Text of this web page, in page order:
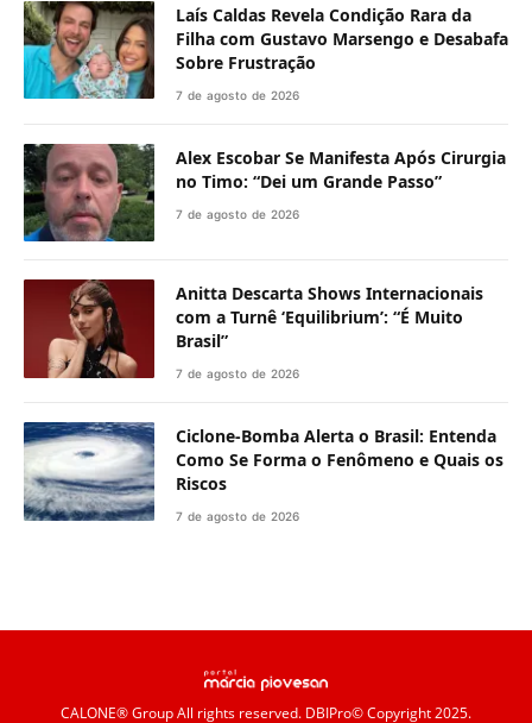
Laís Caldas Revela Condição Rara da
Filha com Gustavo Marsengo e Desabafa
Sobre Frustração
7 de agosto de 2026
Alex Escobar Se Manifesta Após Cirurgia
no Timo: “Dei um Grande Passo”
7 de agosto de 2026
Anitta Descarta Shows Internacionais
com a Turnê ‘Equilibrium’: “É Muito
Brasil”
7 de agosto de 2026
Ciclone-Bomba Alerta o Brasil: Entenda
Como Se Forma o Fenômeno e Quais os
Riscos
7 de agosto de 2026
CALONE® GroupAll rights reserved. DBIPro© Copyright 2025.